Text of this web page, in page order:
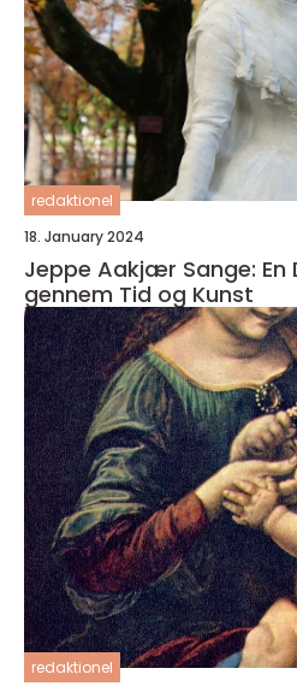
redaktionel
18. January 2024
Jeppe Aakjær Sange: En
gennem Tid og Kunst
redaktionel